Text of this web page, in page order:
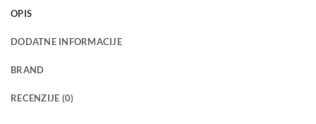
OPIS
DODATNE INFORMACIJE
BRAND
RECENZIJE (0)